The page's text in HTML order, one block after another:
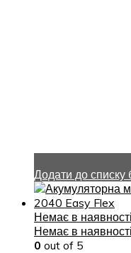
Додати до списку
Немає в наявності
Немає в наявності
0 out of 5